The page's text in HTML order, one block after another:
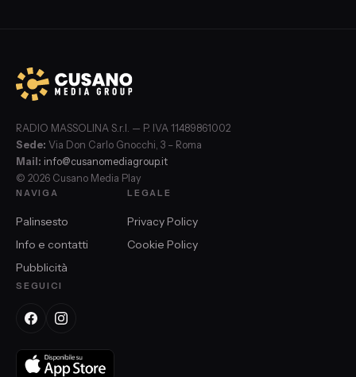
RADIO MASSOLINA S.r.l. — P. IVA 11489861002
Sede: Via Don Carlo Gnocchi, 3 – Roma
Mail: info@cusanomediagroup.it
© 2026 Cusano Media Play
NAVIGA
Palinsesto
Info e contatti
Pubblicità
LEGALE
Privacy Policy
Cookie Policy
SEGUICI